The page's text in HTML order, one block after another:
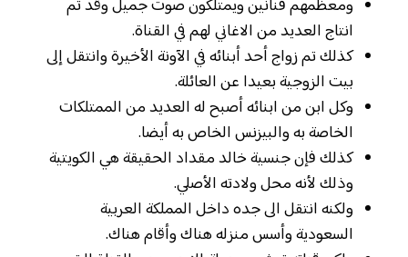
ومعظمهم فنانين ويمتلكون صوت جميل وقد تم
انتاج العديد من الاغاني لهم في القناة.
كذلك تم زواج أحد أبنائه في الآونة الأخيرة وانتقل إلى
بيت الزوجية بعيدا عن العائلة.
وكل ابن من ابنائه أصبح له العديد من الممتلكات
الخاصة به والبيزنس الخاص به أيضا.
كذلك فإن جنسية خالد مقداد الحقيقة هي الكويتية
وذلك لأنه محل ولادته الأصلي.
ولكنه انتقل الى جده داخل المملكة العربية
السعودية وأسس منزله هناك وأقام هناك.